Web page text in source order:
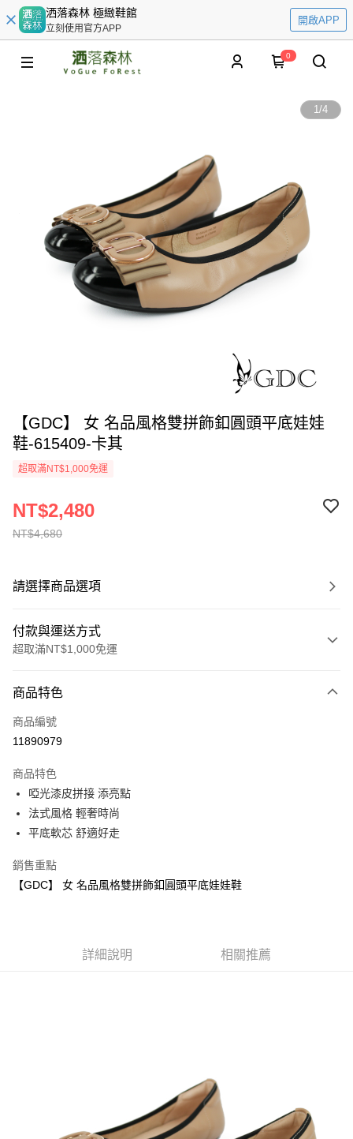
洒落森林 極緻鞋館
立刻使用官方APP
開啟APP
0
1/4
【GDC】 女 名品風格雙拼飾釦圓頭平底娃娃
鞋-615409-卡其
超取滿NT$1,000免運
NT$4,680
NT$2,480
請選擇商品選項
付款與運送方式
超取滿NT$1,000免運
信用卡一次付款
超商取貨付款
運送方式
全家取貨付款
每筆NT$60，滿NT$1,000(含以上)免運費
每筆NT$60，滿NT$1,000(含以上)免運費
商品特色
商品編號
11890979
商品特色
啞光漆皮拼接 添亮點
法式風格 輕奢時尚
平底軟芯 舒適好走
銷售重點
【GDC】 女 名品風格雙拼飾釦圓頭平底娃娃鞋
詳細說明 相關推薦